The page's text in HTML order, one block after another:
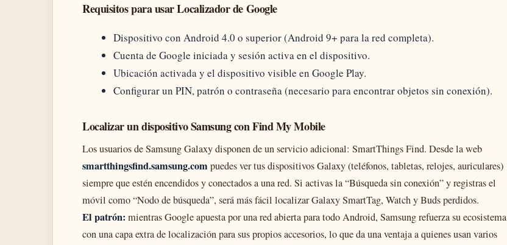
Requisitos para usar Localizador de Google
Dispositivo con Android 4.0 o superior (Android 9+ para la red completa).
Cuenta de Google iniciada y sesión activa en el dispositivo.
Ubicación activada y el dispositivo visible en Google Play.
Configurar un PIN, patrón o contraseña (necesario para encontrar objetos sin conexión).
Localizar un dispositivo Samsung con Find My Mobile
Los usuarios de Samsung Galaxy disponen de un servicio adicional: SmartThings Find. Desde la web
smartthingsfind.samsung.compuedes ver tus dispositivos Galaxy (teléfonos, tabletas, relojes, auriculares)
siempre que estén encendidos y conectados a una red. Si activas la “Búsqueda sin conexión” y registras el
móvil como “Nodo de búsqueda”, será más fácil localizar Galaxy SmartTag, Watch y Buds perdidos.
El patrón: mientras Google apuesta por una red abierta para todo Android, Samsung refuerza su ecosistema
con una capa extra de localización para sus propios accesorios, lo que da una ventaja a quienes usan varios